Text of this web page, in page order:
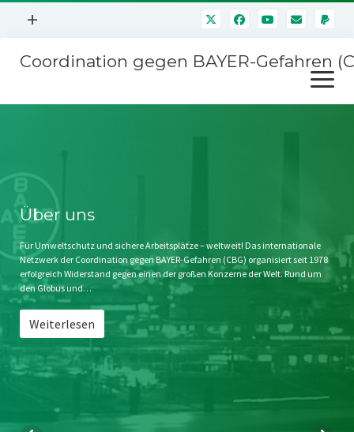
Menü
+
Mitmachen
Kontakt
Impressum
Störfälle
Coordination gegen BAYER-Gefahren
Menü
öffnen
Stichwort BAYER
Jahrestagung
SPENDEN
Über uns
Für Umweltschutz und sichere Arbeitsplätze – weltweit! Das internationale
Netzwerk der Coordination gegen BAYER-Gefahren (CBG) organisiert seit 1978
erfolgreich Widerstand gegen einen der großen Konzerne der Welt. Rund um
den Globus und…
Weiterlesen